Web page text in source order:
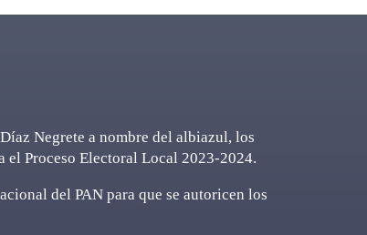
Negrete a nombre del albiazul, los
Proceso Electoral Local 2023-2024.
del PAN para que se autoricen los